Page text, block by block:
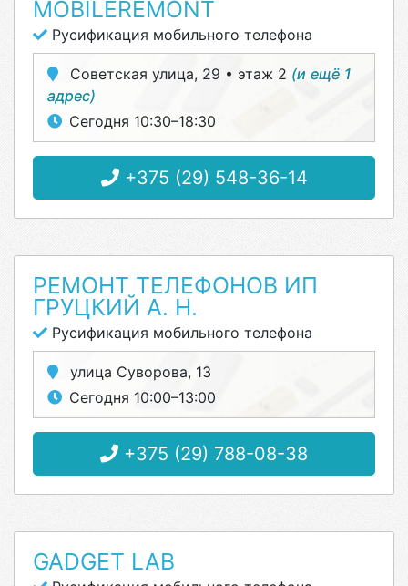
MOBILEREMONT
Русификация мобильного телефона
Советская улица, 29 • этаж 2 (и ещё 1
адрес)
Сегодня 10:30–18:30
+375 (29) 548-36-14
РЕМОНТ ТЕЛЕФОНОВ ИП
ГРУЦКИЙ А. Н.
Русификация мобильного телефона
улица Суворова, 13
Сегодня 10:00–13:00
+375 (29) 788-08-38
GADGET LAB